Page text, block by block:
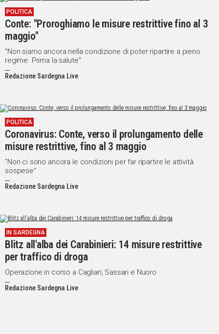
POLITICA
Conte: "Proroghiamo le misure restrittive fino al 3
maggio"
"Non siamo ancora nella condizione di poter ripartire a pieno
regime. Prima la salute"
Redazione Sardegna Live
POLITICA
Coronavirus: Conte, verso il prolungamento delle
misure restrittive, fino al 3 maggio
"Non ci sono ancora le condizioni per far ripartire le attività
sospese"
Redazione Sardegna Live
IN SARDEGNA
Blitz all'alba dei Carabinieri: 14 misure restrittive
per traffico di droga
Operazione in corso a Cagliari, Sassari e Nuoro
Redazione Sardegna Live